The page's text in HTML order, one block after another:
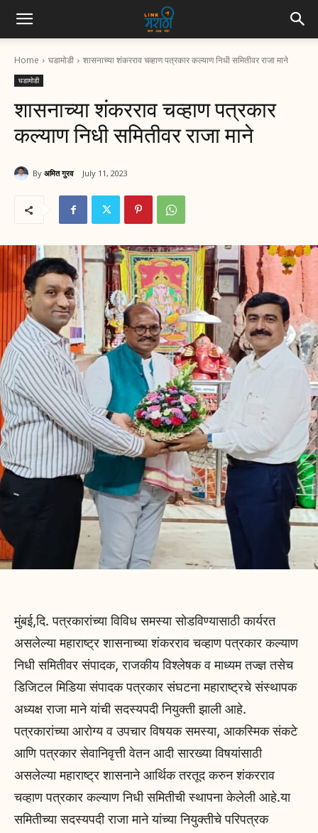
Home घडामोडी शासनाच्या शंकरराव चव्हाण पत्रकार कल्याण निधी समितीवर राजा माने
घडामोडी
शासनाच्या शंकरराव चव्हाण पत्रकार
कल्याण निधी समितीवर राजा माने
By अमित गुरव July 11, 2023
मुंबई,दि. पत्रकारांच्या विविध समस्या सोडविण्यासाठी कार्यरत
असलेल्या महाराष्ट्र शासनाच्या शंकरराव चव्हाण पत्रकार कल्याण
निधी समितीवर संपादक, राजकीय विश्लेषक व माध्यम तज्ज्ञ तसेच
डिजिटल मिडिया संपादक पत्रकार संघटना महाराष्ट्रचे संस्थापक
अध्यक्ष राजा माने यांची सदस्यपदी नियुक्ती झाली आहे.
पत्रकारांच्या आरोग्य व उपचार विषयक समस्या, आकस्मिक संकटे
आणि पत्रकार सेवानिवृत्ती वेतन आदी सारख्या विषयांसाठी
असलेल्या महाराष्ट्र शासनाने आर्थिक तरतूद करुन शंकरराव
चव्हाण पत्रकार कल्याण निधी समितीची स्थापना केलेली आहे.या
समितीच्या सदस्यपदी राजा माने यांच्या नियुक्तीचे परिपत्रक